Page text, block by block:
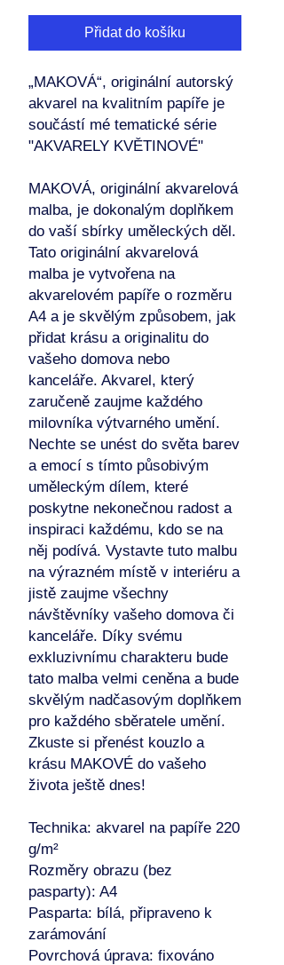
Přidat do košíku
„MAKOVÁ“, originální autorský
akvarel na kvalitním papíře je
součástí mé tematické série
"AKVARELY KVĚTINOVÉ"
MAKOVÁ, originální akvarelová
malba, je dokonalým doplňkem
do vaší sbírky uměleckých děl.
Tato originální akvarelová
malba je vytvořena na
akvarelovém papíře o rozměru
A4 a je skvělým způsobem, jak
přidat krásu a originalitu do
vašeho domova nebo
kanceláře. Akvarel, který
zaručeně zaujme každého
milovníka výtvarného umění.
Nechte se unést do světa barev
a emocí s tímto působivým
uměleckým dílem, které
poskytne nekonečnou radost a
inspiraci každému, kdo se na
něj podívá. Vystavte tuto malbu
na výrazném místě v interiéru a
jistě zaujme všechny
návštěvníky vašeho domova či
kanceláře. Díky svému
exkluzivnímu charakteru bude
tato malba velmi ceněna a bude
skvělým nadčasovým doplňkem
pro každého sběratele umění.
Zkuste si přenést kouzlo a
krásu MAKOVÉ do vašeho
života ještě dnes!
Technika: akvarel na papíře 220
g/m²
Rozměry obrazu (bez
pasparty): A4
Pasparta: bílá, připraveno k
zarámování
Povrchová úprava: fixováno